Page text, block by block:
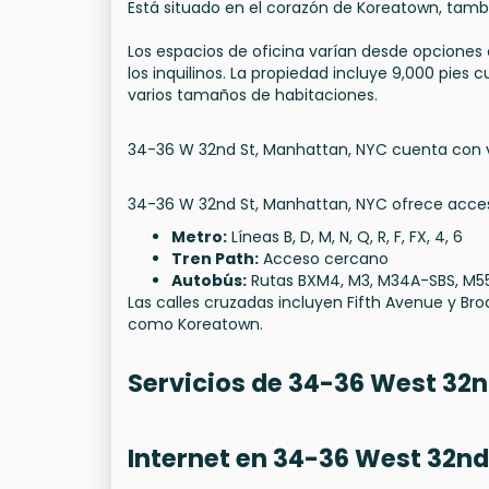
Está situado en el corazón de Koreatown,
Los espacios de oficina varían desde
los inquilinos. La propiedad incluye 9,000 pies
varios tamaños de habitaciones.
34-36 W 32nd St, Manhattan, NYC cuenta
34-36 W 32nd St, Manhattan, NYC ofrece
Metro: Líneas B, D, M, N, Q, R, F, FX, 4, 6
Tren Path: Acceso cercano
Autobús: Rutas BXM4, M3, M34A-SBS,
Las calles cruzadas incluyen Fifth Avenue y
como Koreatown.
Servicios de 34-36 West
Internet en 34-36 West